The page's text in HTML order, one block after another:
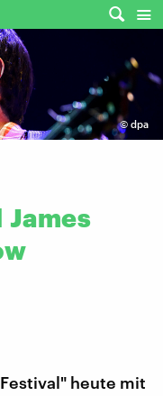
© dpa
James
heute mit